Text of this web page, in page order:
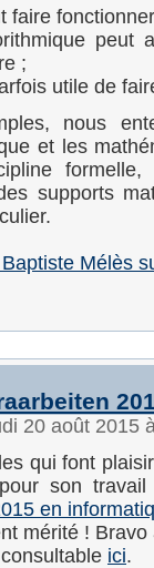
faire
peut
;
utile de
nous
et les
formelle,
supports
Mélès
20 août 2015
qui font
son
en
mérité ! Bravo
ici.